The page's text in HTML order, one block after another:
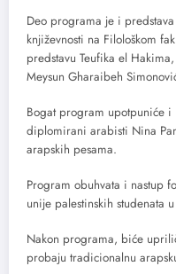
Deo programa je i
književnosti na Filološkom
predstavu Teufika el
Meysun Gharaibeh
Bogat program upotpuniće i
diplomirani arabisti Nina
arapskih pesama.
Program obuhvata i nastup
unije palestinskih studenata
Nakon programa, biće
probaju tradicionalnu